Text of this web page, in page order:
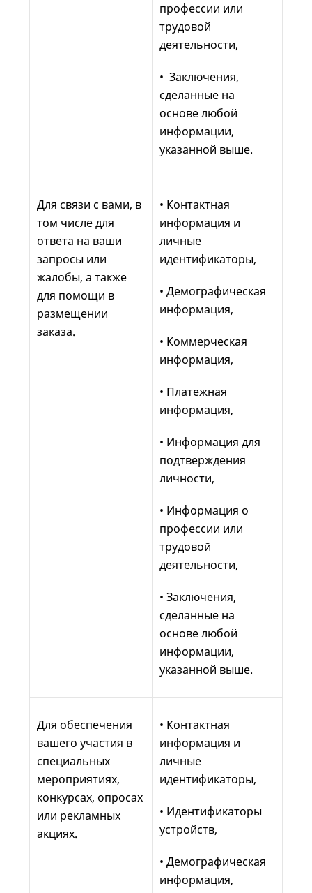
профессии или
трудовой
деятельности,
• Заключения,
сделанные на
основе любой
информации,
указанной выше.
Для связи с вами, в
том числе для
ответа на ваши
запросы или
жалобы, а также
для помощи в
размещении
заказа.
• Контактная
информация и
личные
идентификаторы,
• Демографическая
информация,
• Коммерческая
информация,
• Платежная
информация,
• Информация для
подтверждения
личности,
• Информация о
профессии или
трудовой
деятельности,
• Заключения,
сделанные на
основе любой
информации,
указанной выше.
Для обеспечения
вашего участия в
специальных
мероприятиях,
конкурсах, опросах
или рекламных
акциях.
• Контактная
информация и
личные
идентификаторы,
• Идентификаторы
устройств,
• Демографическая
информация,